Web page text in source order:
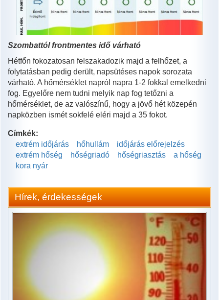
Szombattól frontmentes idő várható
Hétfőn fokozatosan felszakadozik majd a felhőzet, a
folytatásban pedig derült, napsütéses napok sorozata
várható. A hőmérséklet napról napra 1-2 fokkal emelkedni
fog. Egyelőre nem tudni melyik nap fog tetőzni a
hőmérséklet, de az valószínű, hogy a jövő hét közepén
napközben ismét sokfelé eléri majd a 35 fokot.
Címkék:
extrém időjárás
hőhullám
időjárás előrejelzés
extrém hőség
hőségriadó hőségriasztás
a hőség
kora nyár
Hírek, érdekességek